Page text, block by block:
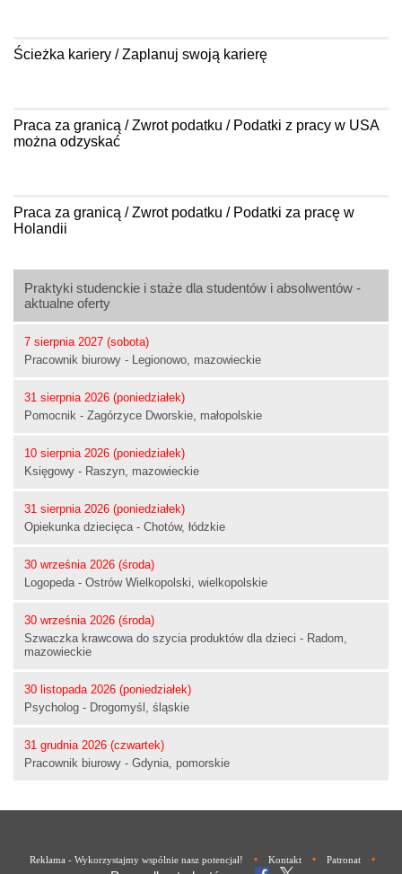
Praktyki studenckie i staże dla studentów i absolwentów -
aktualne oferty
7 sierpnia 2027 (sobota)
Pracownik biurowy - Legionowo, mazowieckie
31 sierpnia 2026 (poniedziałek)
Pomocnik - Zagórzyce Dworskie, małopolskie
10 sierpnia 2026 (poniedziałek)
Księgowy - Raszyn, mazowieckie
31 sierpnia 2026 (poniedziałek)
Opiekunka dziecięca - Chotów, łódzkie
30 września 2026 (środa)
Logopeda - Ostrów Wielkopolski, wielkopolskie
30 września 2026 (środa)
Szwaczka krawcowa do szycia produktów dla dzieci - Radom,
mazowieckie
30 listopada 2026 (poniedziałek)
Psycholog - Drogomyśl, śląskie
31 grudnia 2026 (czwartek)
Pracownik biurowy - Gdynia, pomorskie
Ścieżka kariery / Zaplanuj swoją karierę
Praca za granicą / Zwrot podatku / Podatki z pracy w USA
można odzyskać
Praca za granicą / Zwrot podatku / Podatki za pracę w
Holandii
Reklama - Wykorzystajmy wspólnie nasz potencjał! • Kontakt • Patronat •